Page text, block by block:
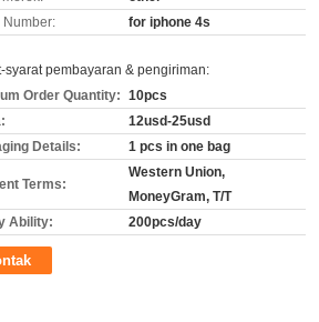
Number:
for iphone 4s
syarat pembayaran & pengiriman:
Order Quantity: 10pcs
12usd-25usd
Details:
1 pcs in one bag
Terms:
Western Union,
MoneyGram, T/T
Ability:
200pcs/day